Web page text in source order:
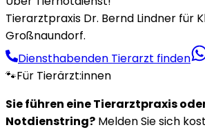
Tierarztpraxis Dr. Bernd Lindner für
Großnaundorf.
Diensthabenden Tierarzt finden
🐾Für Tierärzt:innen
Sie führen eine Tierarztpraxis
Notdienstring? Melden Sie sich